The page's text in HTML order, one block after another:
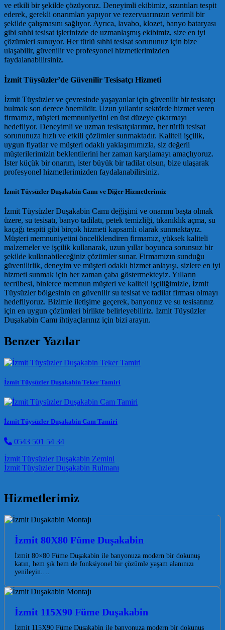
ve etkili bir şekilde çözüyoruz. Deneyimli ekibimiz, sızıntıları tespit
ederek, gerekli onarımları yapıyor ve rezervuarınızın verimli bir
şekilde çalışmasını sağlıyor. Ayrıca, lavabo, klozet, banyo bataryası
gibi sıhhi tesisat işlerinizde de uzmanlaşmış ekibimiz, size en iyi
çözümleri sunuyor. Her türlü sıhhi tesisat sorununuz için bize
ulaşabilir, güvenilir ve profesyonel hizmetlerimizden
faydalanabilirsiniz.
İzmit Tüysüzler’de Güvenilir Tesisatçı Hizmeti
İzmit Tüysüzler ve çevresinde yaşayanlar için güvenilir bir tesisatçı
bulmak son derece önemlidir. Uzun yıllardır sektörde hizmet veren
firmamız, müşteri memnuniyetini en üst düzeye çıkarmayı
hedefliyor. Deneyimli ve uzman tesisatçılarımız, her türlü tesisat
sorununuza hızlı ve etkili çözümler sunmaktadır. Kaliteli işçilik,
uygun fiyatlar ve müşteri odaklı yaklaşımımızla, siz değerli
müşterilerimizin beklentilerini her zaman karşılamayı amaçlıyoruz.
İster küçük bir onarım, ister büyük bir tadilat olsun, bize ulaşarak
profesyonel hizmetlerimizden faydalanabilirsiniz.
İzmit Tüysüzler Duşakabin Camı ve Diğer Hizmetlerimiz
İzmit Tüysüzler Duşakabin Camı değişimi ve onarımı başta olmak
üzere, su tesisatı, banyo tadilatı, petek temizliği, tıkanıklık açma, su
kaçağı tespiti gibi birçok hizmeti kapsamlı olarak sunmaktayız.
Müşteri memnuniyetini önceliklendiren firmamız, yüksek kaliteli
malzemeler ve işçilik kullanarak, uzun yıllar boyunca sorunsuz bir
şekilde kullanabileceğiniz çözümler sunar. Firmamızın sunduğu
güvenilirlik, deneyim ve müşteri odaklı hizmet anlayışı, sizlere en iyi
hizmeti sunmak için her zaman çaba göstermekteyiz. Yılların
tecrübesi, binlerce memnun müşteri ve kaliteli işçiliğimizle, İzmit
Tüysüzler bölgesinin en güvenilir su tesisat ve tadilat firması olmayı
hedefliyoruz. Bizimle iletişime geçerek, banyonuz ve su tesisatınız
için en uygun çözümleri birlikte belirleyebiliriz. İzmit Tüysüzler
Duşakabin Camı ihtiyaçlarınız için bizi arayın.
Benzer Yazılar
İzmit Tüysüzler Duşakabin Teker Tamiri
İzmit Tüysüzler Duşakabin Cam Tamiri
0543 501 54 34
Post navigation
İzmit Tüysüzler Duşakabin Zemini
İzmit Tüysüzler Duşakabin Rulmanı
Hizmetlerimiz
İzmit 80X80 Füme Duşakabin
İzmit 80×80 Füme Duşakabin ile banyonuza modern bir dokunuş
katın, hem şık hem de fonksiyonel bir çözümle yaşam alanınızı
yenileyin.…
İzmit 115X90 Füme Duşakabin
İzmit 115X90 Füme Duşakabin ile banyonuza modern bir dokunuş